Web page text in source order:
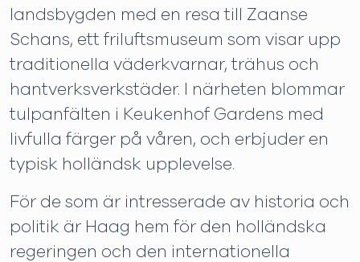
landsbygden med en resa till Zaanse
Schans, ett friluftsmuseum som visar upp
traditionella väderkvarnar, trähus och
hantverksverkstäder. I närheten blommar
tulpanfälten i Keukenhof Gardens med
livfulla färger på våren, och erbjuder en
typisk holländsk upplevelse.
För de som är intresserade av historia och
politik är Haag hem för den holländska
regeringen och den internationella